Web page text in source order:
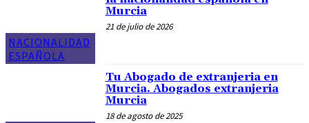
NACIONALIDAD
ESPAÑOLA
Murcia
21 de julio de 2026
Tu Abogado de extranjeria en
Murcia. Abogados extranjeria
Murcia
18 de agosto de 2025